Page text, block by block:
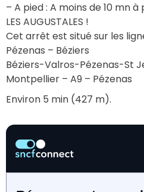
– A pied : A moins de 10 mn à
LES AUGUSTALES !
Cet arrêt est situé sur les
Pézenas – Béziers
Béziers-Valros-Pézenas-St
Montpellier – A9 – Pézenas
Environ 5 min (427 m).